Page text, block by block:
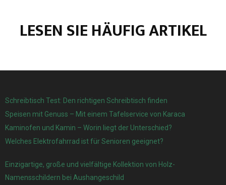
LESEN SIE HÄUFIG ARTIKEL
Schreibtisch Test: Den richtigen Schreibtisch finden
Speisen mit Genuss – Mit einem Tafelservice von Karaca
Kaminofen und Kamin – Worin liegt der Unterschied?
Welches Elektrofahrrad ist für Senioren geeignet?
Einzigartige, große und vielfältige Kollektion von Holz-
Namensschildern bei Aushangeschild